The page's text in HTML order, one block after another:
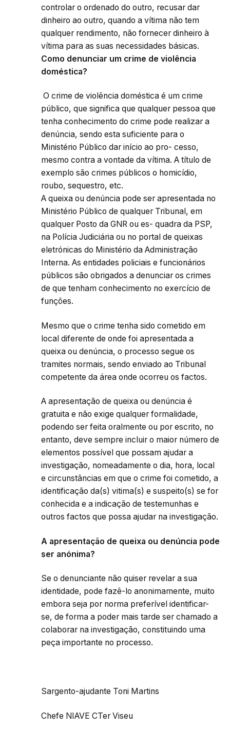
controlar o ordenado do outro, recusar dar
dinheiro ao outro, quando a vítima não tem
qualquer rendimento, não fornecer dinheiro à
vítima para as suas necessidades básicas.
Como denunciar um crime de violência
doméstica?
O crime de violência doméstica é um crime
público, que significa que qualquer pessoa que
tenha conhecimento do crime pode realizar a
denúncia, sendo esta suficiente para o
Ministério Público dar início ao pro- cesso,
mesmo contra a vontade da vítima. A título de
exemplo são crimes públicos o homicídio,
roubo, sequestro, etc.
A queixa ou denúncia pode ser apresentada no
Ministério Público de qualquer Tribunal, em
qualquer Posto da GNR ou es- quadra da PSP,
na Polícia Judiciária ou no portal de queixas
eletrónicas do Ministério da Administração
Interna. As entidades policiais e funcionários
públicos são obrigados a denunciar os crimes
de que tenham conhecimento no exercício de
funções.
Mesmo que o crime tenha sido cometido em
local diferente de onde foi apresentada a
queixa ou denúncia, o processo segue os
tramites normais, sendo enviado ao Tribunal
competente da área onde ocorreu os factos.
A apresentação de queixa ou denúncia é
gratuita e não exige qualquer formalidade,
podendo ser feita oralmente ou por escrito, no
entanto, deve sempre incluir o maior número de
elementos possível que possam ajudar a
investigação, nomeadamente o dia, hora, local
e circunstâncias em que o crime foi cometido, a
identificação da(s) vitima(s) e suspeito(s) se for
conhecida e a indicação de testemunhas e
outros factos que possa ajudar na investigação.
A apresentação de queixa ou denúncia pode
ser anónima?
Se o denunciante não quiser revelar a sua
identidade, pode fazê-lo anonimamente, muito
embora seja por norma preferível identificar-
se, de forma a poder mais tarde ser chamado a
colaborar na investigação, constituindo uma
peça importante no processo.
Sargento-ajudante Toni Martins
Chefe NIAVE CTer Viseu